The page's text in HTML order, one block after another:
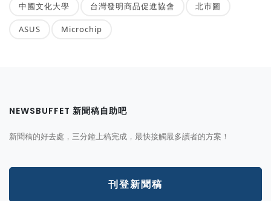
中國文化大學 台灣發明商品促進協會 北市圖
ASUS Microchip
NEWSBUFFET 新聞稿自助吧
新聞稿的好去處，三分鐘上稿完成，最快接觸最多讀者的方案！
刊登新聞稿